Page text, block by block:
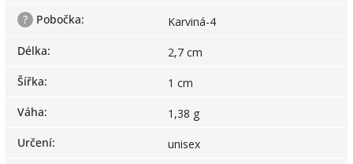
?
Pobočka:
Karviná-4
Délka:
2,7 cm
Šířka:
1 cm
Váha:
1,38 g
Určení:
unisex